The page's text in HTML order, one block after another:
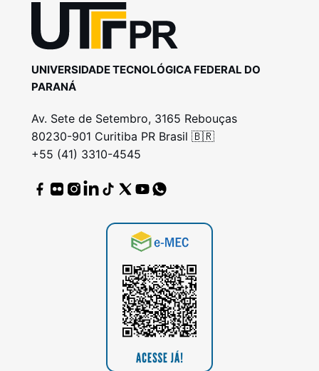
UNIVERSIDADE TECNOLÓGICA FEDERAL DO
PARANÁ
Av. Sete de Setembro, 3165 Rebouças
80230-901 Curitiba PR Brasil 🇧🇷
+55 (41) 3310-4545